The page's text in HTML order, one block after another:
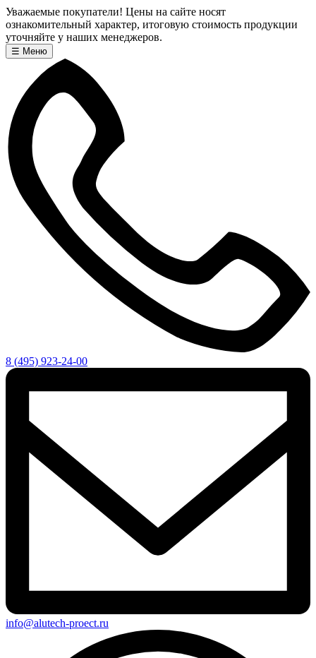
Уважаемые покупатели! Цены на сайте носят
ознакомительный характер, итоговую стоимость продукции
уточняйте у наших менеджеров.
☰ Меню
8 (495) 923-24-00
info@alutech-proect.ru